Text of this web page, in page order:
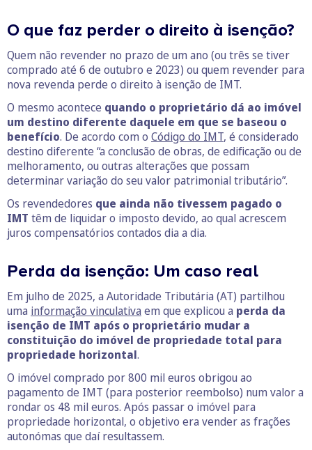
O que faz perder o direito à isenção?
Quem não revender no prazo de um ano (ou três se tiver
comprado até 6 de outubro e 2023) ou quem revender para
nova revenda perde o direito à isenção de IMT.
O mesmo acontece quando o proprietário dá ao imóvel
um destino diferente daquele em que se baseou o
benefício. De acordo com o Código do IMT, é considerado
destino diferente “a conclusão de obras, de edificação ou de
melhoramento, ou outras alterações que possam
determinar variação do seu valor patrimonial tributário”.
Os revendedores que ainda não tivessem pagado o
IMT têm de liquidar o imposto devido, ao qual acrescem
juros compensatórios contados dia a dia.
Perda da isenção: Um caso real
Em julho de 2025, a Autoridade Tributária (AT) partilhou
uma informação vinculativa em que explicou a perda da
isenção de IMT após o proprietário mudar a
constituição do imóvel de propriedade total para
propriedade horizontal.
O imóvel comprado por 800 mil euros obrigou ao
pagamento de IMT (para posterior reembolso) num valor a
rondar os 48 mil euros. Após passar o imóvel para
propriedade horizontal, o objetivo era vender as frações
autonómas que daí resultassem.